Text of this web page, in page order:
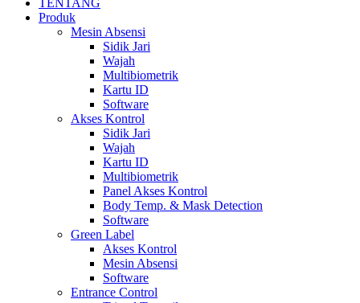
TENTANG
Produk
Mesin Absensi
Sidik Jari
Wajah
Multibiometrik
Kartu ID
Software
Akses Kontrol
Sidik Jari
Wajah
Kartu ID
Multibiometrik
Panel Akses Kontrol
Body Temp. & Mask Detection
Software
Green Label
Akses Kontrol
Mesin Absensi
Software
Entrance Control